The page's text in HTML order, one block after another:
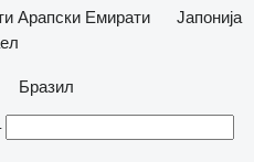
Арапски Емирати
Јапонија
Бразил